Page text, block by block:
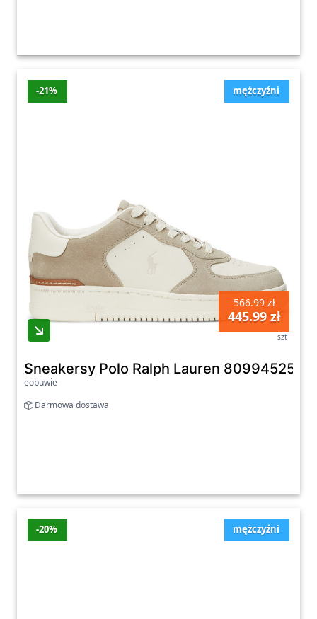
mężczyźni
-21%
566.99 zł
445.99 zł
szt
Sneakersy Polo Ralph Lauren
eobuwie
Darmowa dostawa
mężczyźni
-20%